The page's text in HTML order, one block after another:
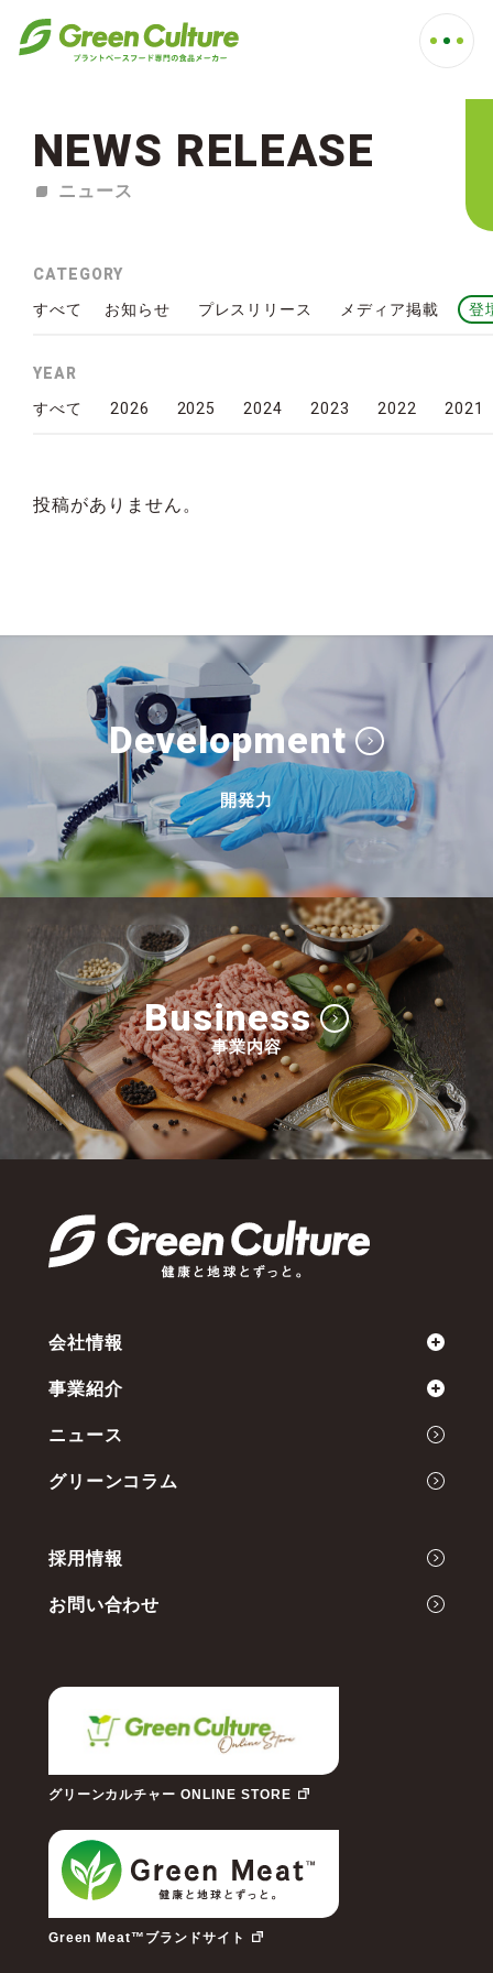
NEWS RELEASE
NEWS RELEASE
ニュース
CATEGORY
すべて お知らせ プレスリリース メディア掲載 登
YEAR
すべて 2026 2025 2024 2023 2022 2021
投稿がありません。
Development
開発力
Business
事業内容
会社情報
ミッション
会社概要
代表メッセージ
事業紹介
ニュース
グリーンコラム
採用情報
お問い合わせ
グリーンカルチャー ONLINE STORE
Green Meat™ブランドサイト